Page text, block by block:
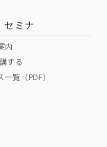
O
ページへ
ください
セミナ
内
する
覧（PDF）